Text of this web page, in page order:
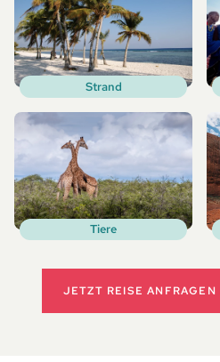
Strand
Tiere
JETZT REISE ANFRAGEN